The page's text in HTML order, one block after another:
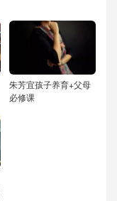
朱芳宜孩子养育+父母
必修课